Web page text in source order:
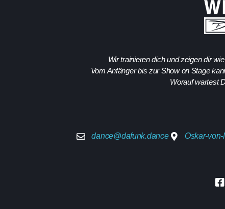
Wir trainieren dich und zeigen dir
Vom Anfänger bis zur Show on Stage
Worauf wartest
dance@dafunk.dance Oskar-